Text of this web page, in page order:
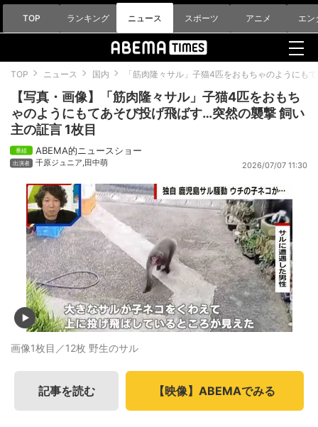
TOP ランキング ニュース スポーツ アニメ エン
TOP ニュース 国内 「筋肉隆々サル」子猫4匹をおもちゃのようにも
【写真・画像】「筋肉隆々サル」子猫4匹をおもち
ゃのようにもてあそび投げ飛ばす…突然の襲撃 飼い
主の証言 1枚目
ABEMA的ニュースショー
千原ジュニア,田中萌 2026/07/07 11:30
画像1枚目／12枚 野生のサル
記事を読む 【映像】ABEMAでみる